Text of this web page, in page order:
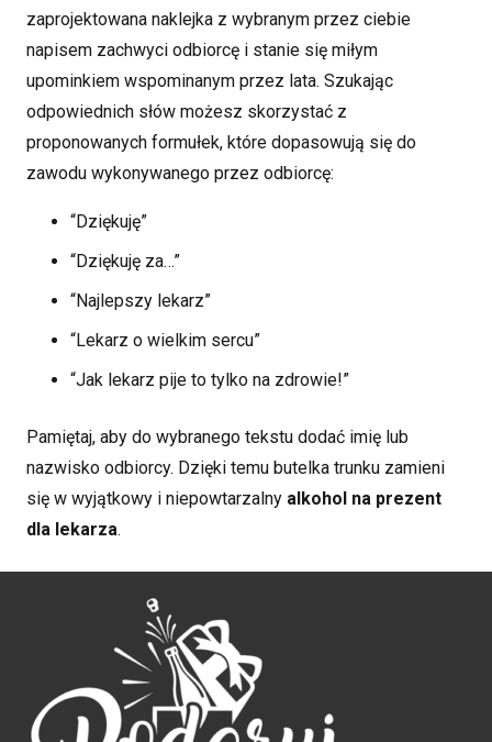
zaprojektowana naklejka z wybranym przez ciebie
napisem zachwyci odbiorcę i stanie się miłym
upominkiem wspominanym przez lata. Szukając
odpowiednich słów możesz skorzystać z
proponowanych formułek, które dopasowują się do
zawodu wykonywanego przez odbiorcę:
“Dziękuję”
“Dziękuję za…”
“Najlepszy lekarz”
“Lekarz o wielkim sercu”
“Jak lekarz pije to tylko na zdrowie!”
Pamiętaj, aby do wybranego tekstu dodać imię lub
nazwisko odbiorcy. Dzięki temu butelka trunku zamieni
się w wyjątkowy i niepowtarzalny alkohol na prezent
dla lekarza.